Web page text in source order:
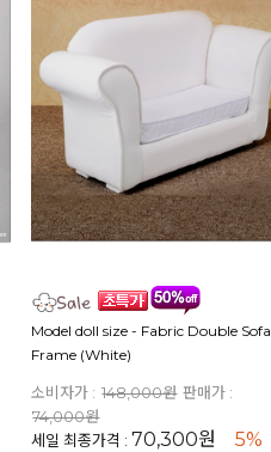
Model doll size - Fabric Double Sofa
Frame (White)
소비자가 : 148,000원 판매가 :
74,000원
세일 최종가격 :70,300원 5%